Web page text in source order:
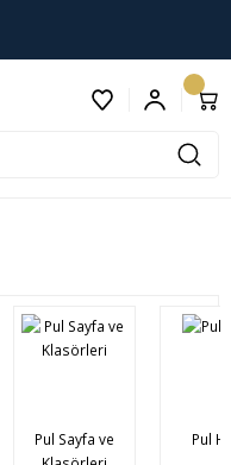
Pul Sayfa ve
Pul